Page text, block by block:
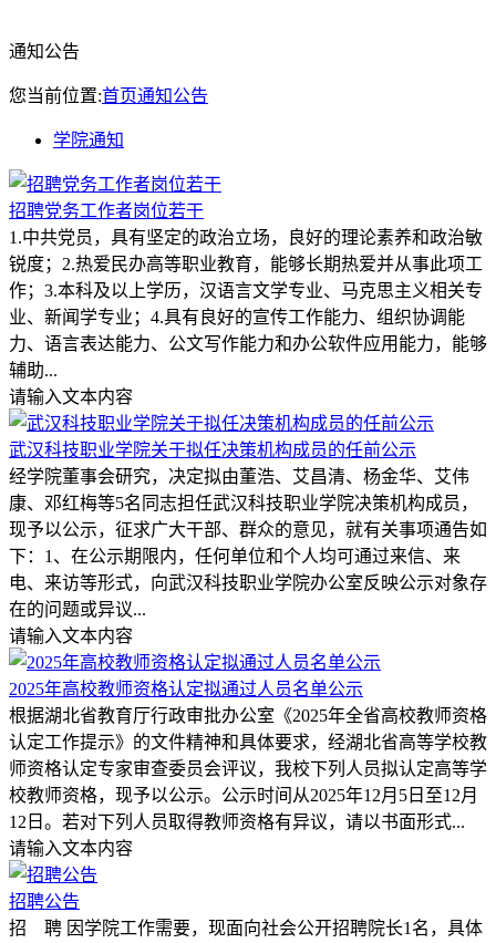
通知公告
您当前位置:首页通知公告
学院通知
招聘党务工作者岗位若干
1.中共党员，具有坚定的政治立场，良好的理论素养和政治敏
锐度；2.热爱民办高等职业教育，能够长期热爱并从事此项工
作；3.本科及以上学历，汉语言文学专业、马克思主义相关专
业、新闻学专业；4.具有良好的宣传工作能力、组织协调能
力、语言表达能力、公文写作能力和办公软件应用能力，能够
辅助...
请输入文本内容
武汉科技职业学院关于拟任决策机构成员的任前公示
经学院董事会研究，决定拟由董浩、艾昌清、杨金华、艾伟
康、邓红梅等5名同志担任武汉科技职业学院决策机构成员，
现予以公示，征求广大干部、群众的意见，就有关事项通告如
下：1、在公示期限内，任何单位和个人均可通过来信、来
电、来访等形式，向武汉科技职业学院办公室反映公示对象存
在的问题或异议...
请输入文本内容
2025年高校教师资格认定拟通过人员名单公示
根据湖北省教育厅行政审批办公室《2025年全省高校教师资格
认定工作提示》的文件精神和具体要求，经湖北省高等学校教
师资格认定专家审查委员会评议，我校下列人员拟认定高等学
校教师资格，现予以公示。公示时间从2025年12月5日至12月
12日。若对下列人员取得教师资格有异议，请以书面形式...
请输入文本内容
招聘公告
招 聘 因学院工作需要，现面向社会公开招聘院长1名，具体